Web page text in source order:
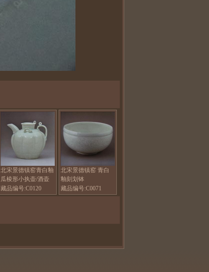
北宋景德镇窑青白釉
瓜棱形小执壶/酒壶
藏品编号:C0120
北宋景德镇窑 青白
釉刻划钵
藏品编号:C0071